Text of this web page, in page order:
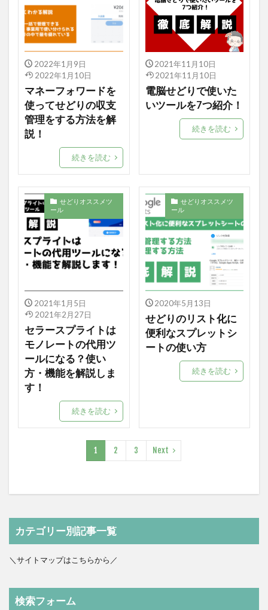
2022年1月9日
2022年1月10日
マネーフォワードを
使ってせどりの収支
管理をする方法を解
説！
続きを読む
2021年11月10日
2021年11月10日
電脳せどりで使いた
いツールを7つ紹介！
続きを読む
せどりオススメツ
ール
2021年1月5日
2021年2月27日
セラースプライトは
モノレートの代用ツ
ールになる？使い
方・機能を解説しま
す！
続きを読む
せどりオススメツ
ール
2020年5月13日
せどりのリスト化に
便利なスプレットシ
ートの使い方
続きを読む
1 2 3 Next
カテゴリー別記事一覧
＼サイトマップはこちらから／
検索フォーム